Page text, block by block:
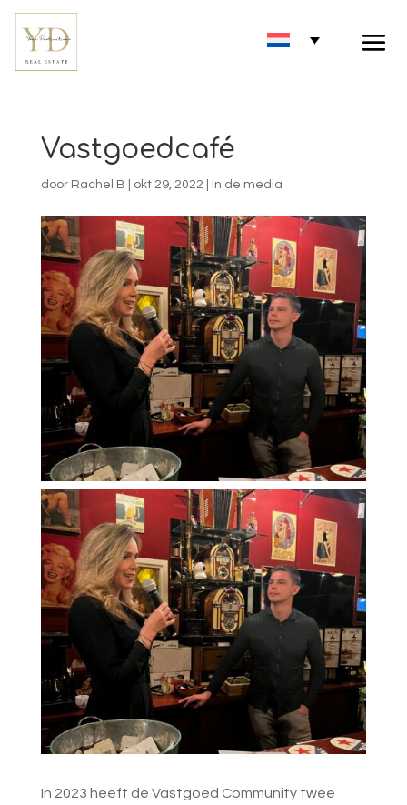
Vastgoedcafé
door Rachel B okt 29, 2022 In de media
In 2023 heeft de Vastgoed Community twee